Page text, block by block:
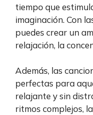
tiempo que
imaginación. Con
puedes crear un
relajación, la
Además, las
perfectas para
relajante y sin
ritmos complejos,